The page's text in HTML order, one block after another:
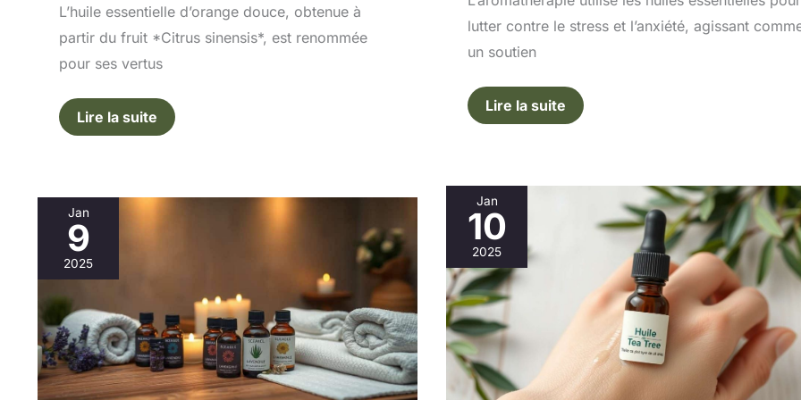
lutter contre le stress et l’anxiété, agissant
un soutien
Lire la suite
L’huile essentielle d’orange douce, obtenue à
partir du fruit *Citrus sinensis*, est renommée
pour ses vertus
Lire la suite
Jan
10
2025
L’huile
de
tea
tree
contre
les
infections
cutanées
:
utilisation
Jan
9
2025
Guide
ultime
:
l’huile
essentielle
pour
une
relaxation